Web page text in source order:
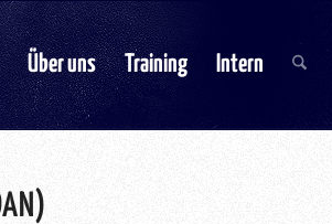
Über uns Training Intern